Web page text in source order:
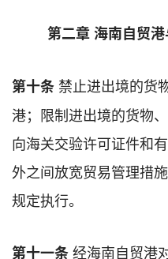
第二章 海南自贸
第十条 禁止进出境的货
港；限制进出境的货物
向海关交验许可证件和
外之间放宽贸易管理措
规定执行。
第十一条经海南自贸港